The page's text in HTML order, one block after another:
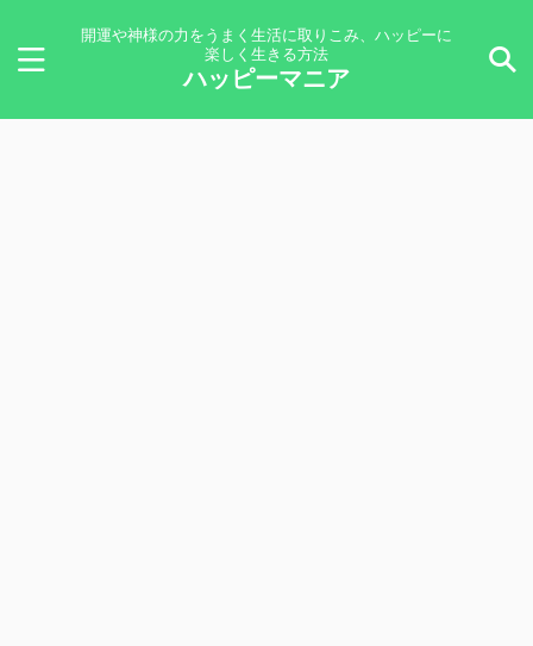
開運や神様の力をうまく生活に取りこみ、ハッピーに
楽しく生きる方法
ハッピーマニア